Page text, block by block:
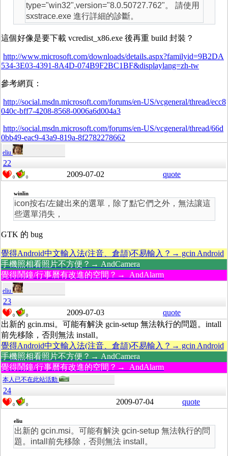
type="win32",version="8.0.50727.762"。 請使用
sxstrace.exe 進行詳細的診斷。
這個好像是要下載 vcredist_x86.exe 後再重 build 封裝？
http://www.microsoft.com/downloads/details.aspx?familyid=9B2DA
534-3E03-4391-8A4D-074B9F2BC1BF&displaylang=zh-tw
參考網頁：
http://social.msdn.microsoft.com/forums/en-US/vcgeneral/thread/ecc8
040c-bff7-4208-8568-0006a6d004a3
http://social.msdn.microsoft.com/forums/en-US/vcgeneral/thread/66d
0bb49-eac9-43a9-819a-8f2782278662
eliu
22
0 0 2009-07-02 quote
winlin
icon按右/左鍵出來的選單，除了點它們之外，無法讓這
些選單消失，
GTK 的 bug
覺得Android中文輸入法(注音、倉頡)不易輸入？→ gcin Android
手機照相看照片不方便？→ AndCamera
覺得鬧鐘/行事曆有改進的空間？→ AndAlarm
eliu
23
0 0 2009-07-03
quote
出新的 gcin.msi。可能有解決 gcin-setup 無法執行的問題。intall
前先移除，否則無法 install。
覺得Android中文輸入法(注音、倉頡)不易輸入？→ gcin Android
手機照相看照片不方便？→ AndCamera
覺得鬧鐘/行事曆有改進的空間？→ AndAlarm
本人已不在此站活動
24
0 0 2009-07-04 quote
eliu
出新的 gcin.msi。可能有解決 gcin-setup 無法執行的問
題。intall前先移除，否則無法 install。